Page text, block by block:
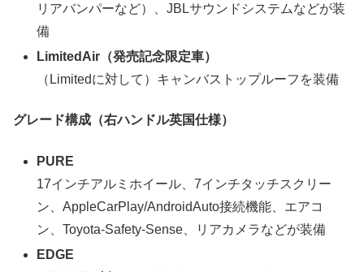
リアバンパーなど）、JBLサウンドシステムなどが装
備
LimitedAir（発売記念限定車）
（Limitedに対して）キャンバストップルーフを装備
グレード構成（右ハンドル英国仕様）
PURE
17インチアルミホイール、7インチタッチスクリー
ン、AppleCarPlay/AndroidAuto接続機能、エアコ
ン、Toyota-Safety-Sense、リアカメラなどが装備
EDGE